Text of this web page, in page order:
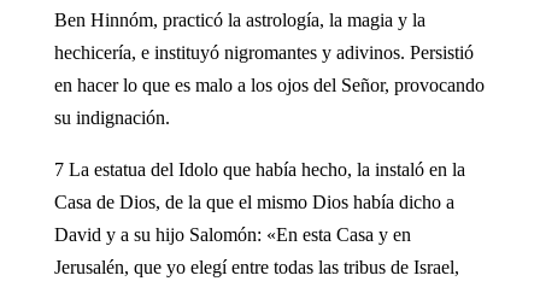
Ben Hinnóm, practicó la astrología, la magia y la
hechicería, e instituyó nigromantes y adivinos. Persistió
en hacer lo que es malo a los ojos del Señor, provocando
su indignación.
7 La estatua del Idolo que había hecho, la instaló en la
Casa de Dios, de la que el mismo Dios había dicho a
David y a su hijo Salomón: «En esta Casa y en
Jerusalén, que yo elegí entre todas las tribus de Israel,